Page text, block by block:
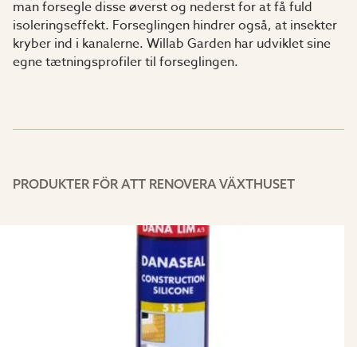
man forsegle disse øverst og nederst for at få fuld
isoleringseffekt. Forseglingen hindrer også, at insekter
kryber ind i kanalerne. Willab Garden har udviklet sine
egne tætningsprofiler til forseglingen.
PRODUKTER FÖR ATT RENOVERA VÄXTHUSET